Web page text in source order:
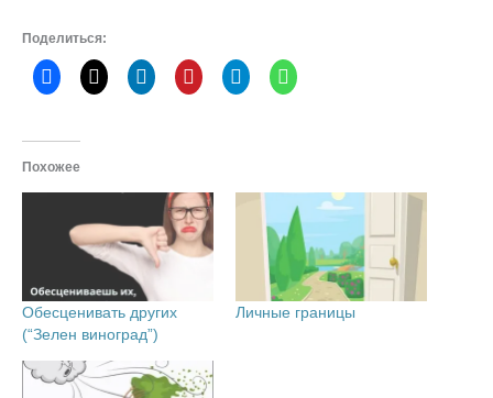
Поделиться:
Похожее
Обесценивать других
(“Зелен виноград”)
Личные границы